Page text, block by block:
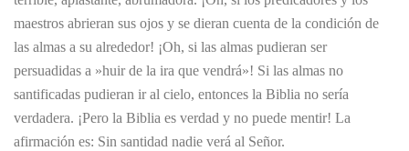
maestros abrieran sus ojos y se dieran cuenta de la condición de
las almas a su alrededor! ¡Oh, si las almas pudieran ser
persuadidas a »huir de la ira que vendrá»! Si las almas no
santificadas pudieran ir al cielo, entonces la Biblia no sería
verdadera. ¡Pero la Biblia es verdad y no puede mentir! La
afirmación es: Sin santidad nadie verá al Señor.